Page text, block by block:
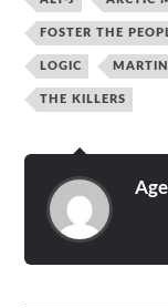
FOSTER THE
LOGIC
THE KILLERS